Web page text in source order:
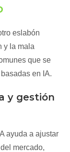
eslabón
y la mala
que se
en IA.
y gestión
ayuda a ajustar
mercado,